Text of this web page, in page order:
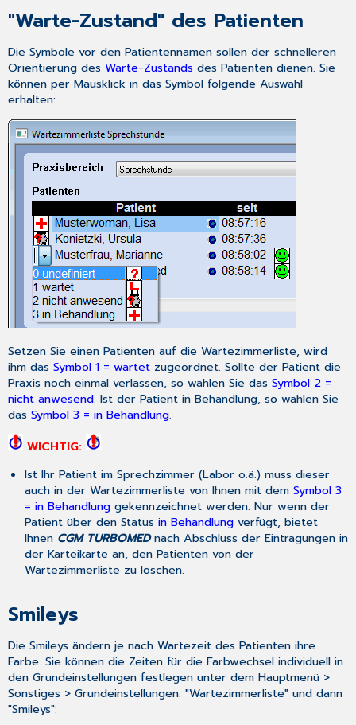
"Warte-Zustand" des Patienten
Die Symbole vor den Patientennamen sollen der schnelleren
Orientierung desWarte-Zustands des Patienten dienen. Sie
können per Mausklick in das Symbol folgende Auswahl
erhalten:
Setzen Sie einen Patienten auf die Wartezimmerliste, wird
ihm dasSymbol 1 = wartet zugeordnet. Sollte der Patient die
Praxis noch einmal verlassen, so wählen Sie dasSymbol 2 =
nicht anwesend. Ist der Patient in Behandlung, so wählen Sie
dasSymbol 3 = in Behandlung.
WICHTIG:
Ist Ihr Patient im Sprechzimmer (Labor o.ä.) muss dieser
auch in der Wartezimmerliste von Ihnen mit dem Symbol 3
= in Behandlunggekennzeichnet werden. Nur wenn der
Patient über den Status in Behandlungverfügt, bietet
Ihnen CGM TURBOMEDnach Abschluss der Eintragungen in
der Karteikarte an, den Patienten von der
Wartezimmerliste zu löschen.
Smileys
Die Smileys ändern je nach Wartezeit des Patienten ihre
Farbe. Sie können die Zeiten für die Farbwechsel individuell in
den Grundeinstellungen festlegen unter dem Hauptmenü >
Sonstiges > Grundeinstellungen: "Wartezimmerliste" und dann
"Smileys":